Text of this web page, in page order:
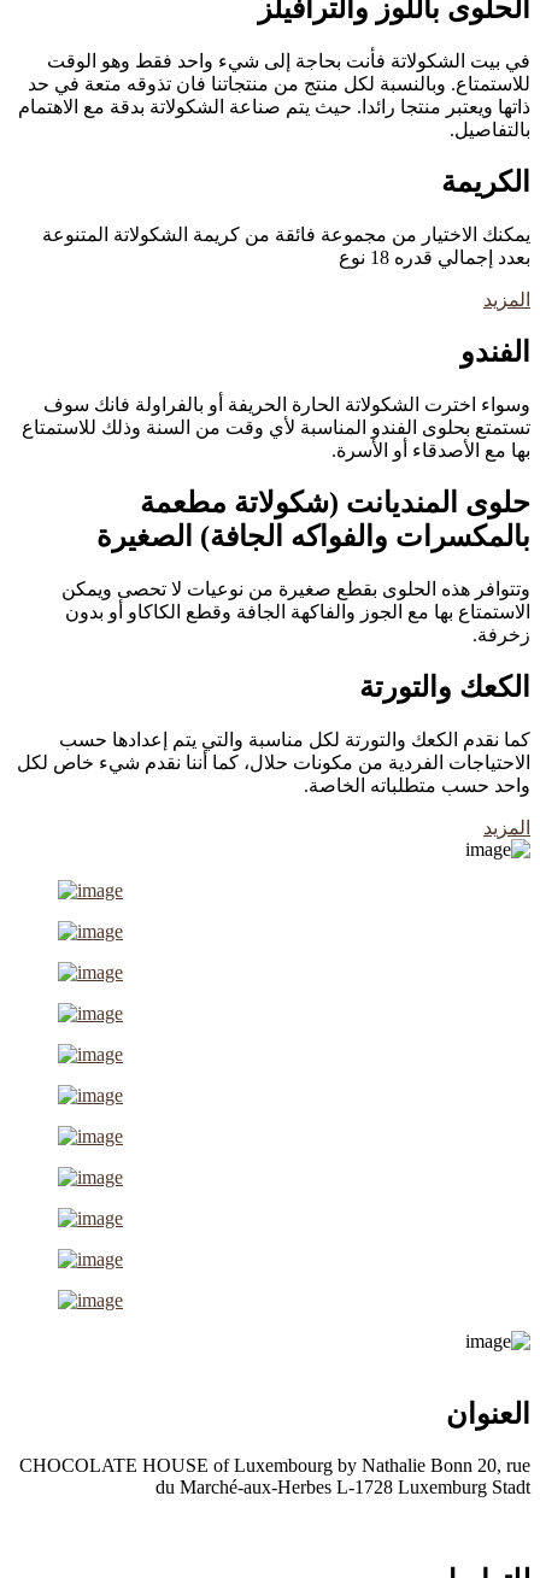
الحلوى باللوز والترافيلز
في بيت الشكولاتة فأنت بحاجة إلى شيء واحد فقط وهو الوقت
للاستمتاع. وبالنسبة لكل منتج من منتجاتنا فان تذوقه متعة في حد
ذاتها ويعتبر منتجا رائدا. حيث يتم صناعة الشكولاتة بدقة مع الاهتمام
بالتفاصيل.
الكريمة
يمكنك الاختيار من مجموعة فائقة من كريمة الشكولاتة المتنوعة
بعدد إجمالي قدره 18 نوع
المزيد
الفندو
وسواء اخترت الشكولاتة الحارة الحريفة أو بالفراولة فانك سوف
تستمتع بحلوى الفندو المناسبة لأي وقت من السنة وذلك للاستمتاع
بها مع الأصدقاء أو الأسرة.
حلوى المنديانت (شكولاتة مطعمة
بالمكسرات والفواكه الجافة) الصغيرة
وتتوافر هذه الحلوى بقطع صغيرة من نوعيات لا تحصى ويمكن
الاستمتاع بها مع الجوز والفاكهة الجافة وقطع الكاكاو أو بدون
زخرفة.
الكعك والتورتة
كما نقدم الكعك والتورتة لكل مناسبة والتي يتم إعدادها حسب
الاحتياجات الفردية من مكونات حلال، كما أننا نقدم شيء خاص لكل
واحد حسب متطلباته الخاصة.
المزيد
العنوان
CHOCOLATE HOUSE of Luxembourg by Nathalie Bonn 20, rue
du Marché-aux-Herbes L-1728 Luxemburg Stadt